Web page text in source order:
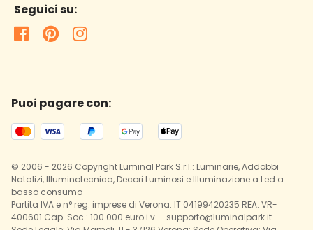
Seguici su:
Puoi pagare con:
© 2006 - 2026 Copyright Luminal Park S.r.l.: Luminarie, Addobbi
Natalizi, Illuminotecnica, Decori Luminosi e Illuminazione a Led a
basso consumo
Partita IVA e n° reg. imprese di Verona: IT 04199420235 REA: VR-
400601 Cap. Soc.: 100.000 euro i.v. - supporto@luminalpark.it